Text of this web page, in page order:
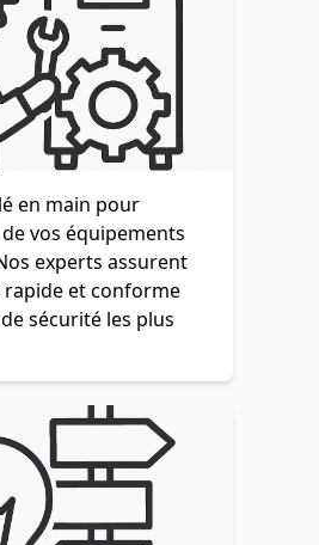
en main pour
vos équipements
experts assurent
et conforme
sécurité les plus